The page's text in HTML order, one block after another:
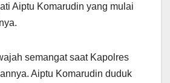
Aiptu Komarudin yang mulai
semangat saat Kapolres
Aiptu Komarudin duduk